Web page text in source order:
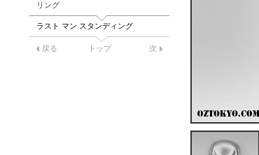
リング
ラスト マン スタンディング
戻る トップ 次